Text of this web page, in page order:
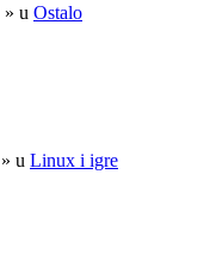
» u Ostalo
» u Linux i igre